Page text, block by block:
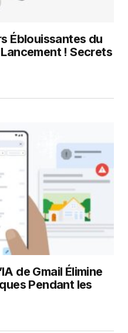
Éblouissantes du
! Secrets
de Gmail Élimine
Pendant les